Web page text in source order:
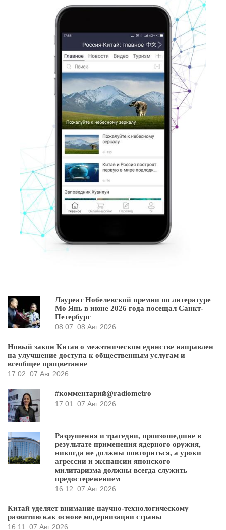
Лауреат Нобелевской премии по литературе
Мо Янь в июне 2026 года посещал Санкт-
Петербург
08:07 08 Авг 2026
Новый закон Китая о межэтническом единстве направлен
на улучшение доступа к общественным услугам и
всеобщее процветание
17:02 07 Авг 2026
#комментарий@radiometro
17:01 07 Авг 2026
Разрушения и трагедии, произошедшие в
результате применения ядерного оружия,
никогда не должны повториться, а уроки
агрессии и экспансии японского
милитаризма должны всегда служить
предостережением
16:12 07 Авг 2026
Китай уделяет внимание научно-технологическому
развитию как основе модернизации страны
16:11 07 Авг 2026